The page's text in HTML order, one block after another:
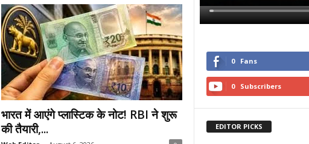
भारत में आएंगे प्लास्टिक के नोट! RBI ने शुरू
की तैयारी,...
0 Fans
0 Subscribers
EDITOR PICKS